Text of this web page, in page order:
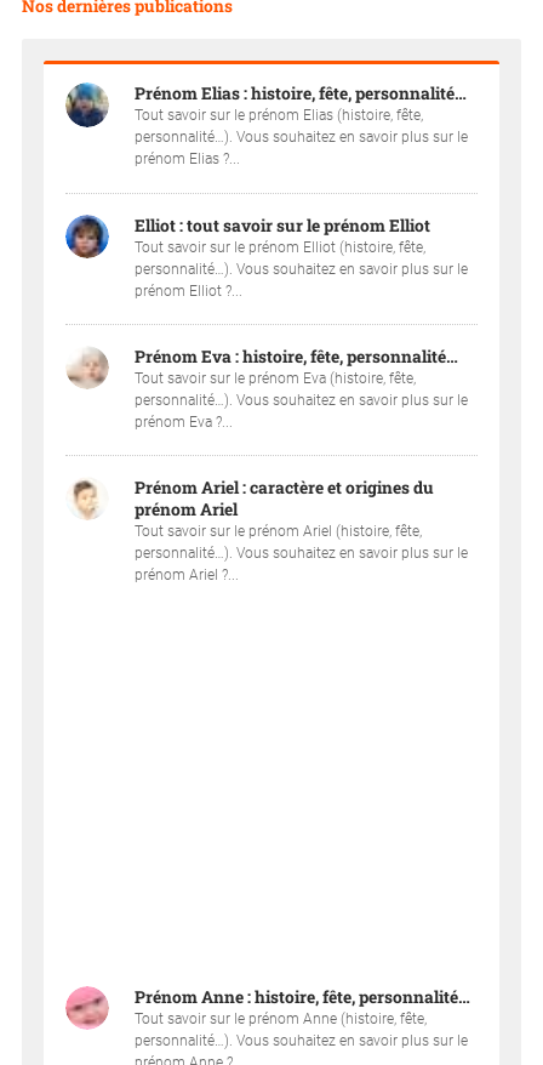
Nos dernières publications
Prénom Elias : histoire, fête, personnalité…
Tout savoir sur le prénom Elias (histoire, fête,
personnalité…). Vous souhaitez en savoir plus sur le
prénom Elias ?...
Elliot : tout savoir sur le prénom Elliot
Tout savoir sur le prénom Elliot (histoire, fête,
personnalité…). Vous souhaitez en savoir plus sur le
prénom Elliot ?...
Prénom Eva : histoire, fête, personnalité…
Tout savoir sur le prénom Eva (histoire, fête,
personnalité…). Vous souhaitez en savoir plus sur le
prénom Eva ?...
Prénom Ariel : caractère et origines du
prénom Ariel
Tout savoir sur le prénom Ariel (histoire, fête,
personnalité…). Vous souhaitez en savoir plus sur le
prénom Ariel ?...
Prénom Anne : histoire, fête, personnalité…
Tout savoir sur le prénom Anne (histoire, fête,
personnalité…). Vous souhaitez en savoir plus sur le